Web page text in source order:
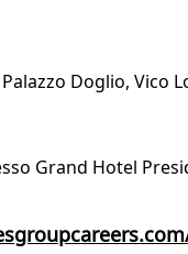
Doglio, Vico
Grand Hotel